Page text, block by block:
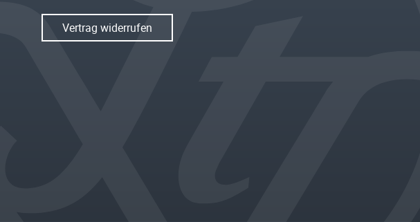
Vertrag widerrufen